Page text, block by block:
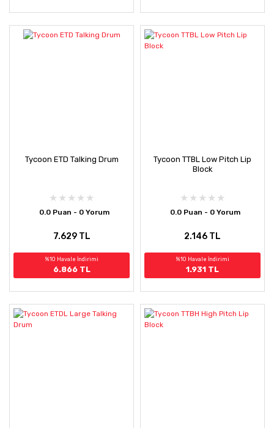
Tycoon ETD Talking Drum
0.0 Puan - 0 Yorum
7.629 TL
%10 Havale İndirimi
6.866 TL
Tycoon TTBL Low Pitch Lip
Block
0.0 Puan - 0 Yorum
2.146 TL
%10 Havale İndirimi
1.931 TL